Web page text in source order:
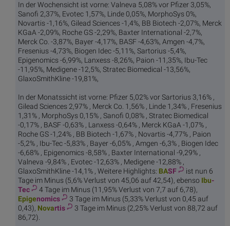
In der Wochensicht ist vorne: Valneva 5,08% vor Pfizer 3,05%,
Sanofi 2,37%, Evotec 1,57%, Linde 0,05%, MorphoSys 0%,
Novartis -1,16%, Gilead Sciences -1,4%, BB Biotech -2,07%, Merck
KGaA -2,09%, Roche GS -2,29%, Baxter International -2,7%,
Merck Co. -3,87%, Bayer -4,17%, BASF -4,63%, Amgen -4,7%,
Fresenius -4,73%, Biogen Idec -5,11%, Sartorius -5,4%,
Epigenomics -6,99%, Lanxess -8,26%, Paion -11,35%, Ibu-Tec
-11,95%, Medigene -12,5%, Stratec Biomedical -13,56%,
GlaxoSmithKline -19,81%,
In der Monatssicht ist vorne: Pfizer 5,02% vor Sartorius 3,16% ,
Gilead Sciences 2,97% , Merck Co. 1,56% , Linde 1,34% , Fresenius
1,31% , MorphoSys 0,15% , Sanofi 0,08% , Stratec Biomedical
-0,17% , BASF -0,63% , Lanxess -0,64% , Merck KGaA -1,07% ,
Roche GS -1,24% , BB Biotech -1,67% , Novartis -4,77% , Paion
-5,2% , Ibu-Tec -5,83% , Bayer -6,05% , Amgen -6,3% , Biogen Idec
-6,68% , Epigenomics -8,58% , Baxter International -9,29% ,
Valneva -9,84% , Evotec -12,63% , Medigene -12,88% ,
GlaxoSmithKline -14,1% , Weitere Highlights: BASF
ist nun 6
Tage im Minus (5,6% Verlust von 45,06 auf 42,54), ebenso Ibu-
Tec
4 Tage im Minus (11,95% Verlust von 7,7 auf 6,78),
Epigenomics
3 Tage im Minus (5,33% Verlust von 0,45 auf
0,43), Novartis
3 Tage im Minus (2,25% Verlust von 88,72 auf
86,72).